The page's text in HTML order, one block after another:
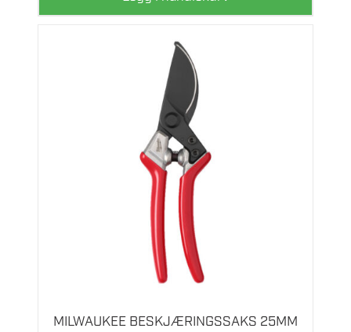
MILWAUKEE BESKJÆRINGSSAKS 25MM